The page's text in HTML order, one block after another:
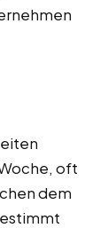
oft
dem